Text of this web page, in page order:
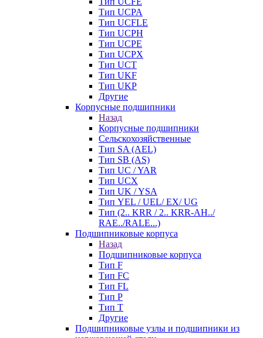
Тип UCPA
Тип UCFLE
Тип UCPH
Тип UCPE
Тип UCPX
Тип UCT
Тип UKF
Тип UKP
Другие
Корпусные подшипники
Назад
Корпусные подшипники
Сельскохозяйственные
Тип SA (AEL)
Тип SB (AS)
Тип UC / YAR
Тип UCX
Тип UK / YSA
Тип YEL / UEL/ EX/ UG
Тип (2.. KRR / 2.. KRR-AH../
RAE../RALE...)
Подшипниковые корпуса
Назад
Подшипниковые корпуса
Тип F
Тип FC
Тип FL
Тип P
Тип T
Другие
Подшипниковые узлы и подшипники из